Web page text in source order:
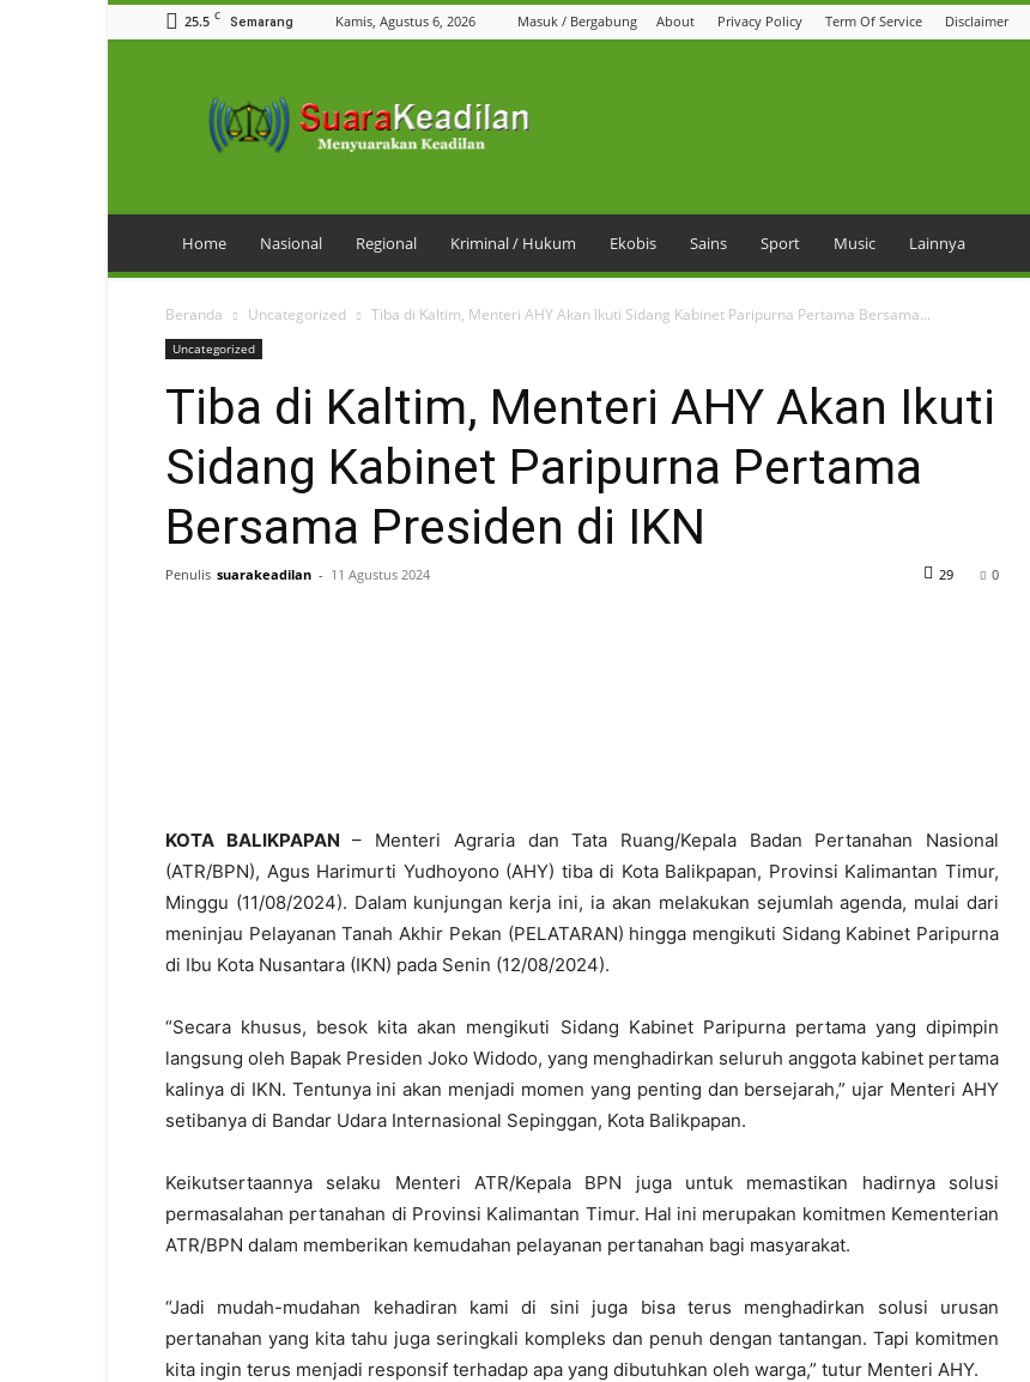
25.5 C Semarang Kamis, Agustus 6, 2026 Masuk / Bergabung About Privacy Policy Term Of Service Disclaimer
Home Nasional Regional Kriminal / Hukum Ekobis Sains Sport Music Lainnya
Beranda Uncategorized Tiba di Kaltim, Menteri AHY Akan Ikuti Sidang Kabinet Paripurna Pertama Bersama...
Uncategorized
Tiba di Kaltim, Menteri AHY Akan Ikuti
Sidang Kabinet Paripurna Pertama
Bersama Presiden di IKN
Penulis suarakeadilan - 11 Agustus 2024 0
29
KOTA BALIKPAPAN – Menteri Agraria dan Tata Ruang/Kepala Badan Pertanahan Nasional
(ATR/BPN), Agus Harimurti Yudhoyono (AHY) tiba di Kota Balikpapan, Provinsi Kalimantan Timur,
Minggu (11/08/2024). Dalam kunjungan kerja ini, ia akan melakukan sejumlah agenda, mulai dari
meninjau Pelayanan Tanah Akhir Pekan (PELATARAN) hingga mengikuti Sidang Kabinet Paripurna
di Ibu Kota Nusantara (IKN) pada Senin (12/08/2024).
“Secara khusus, besok kita akan mengikuti Sidang Kabinet Paripurna pertama yang dipimpin
langsung oleh Bapak Presiden Joko Widodo, yang menghadirkan seluruh anggota kabinet pertama
kalinya di IKN. Tentunya ini akan menjadi momen yang penting dan bersejarah,” ujar Menteri AHY
setibanya di Bandar Udara Internasional Sepinggan, Kota Balikpapan.
Keikutsertaannya selaku Menteri ATR/Kepala BPN juga untuk memastikan hadirnya solusi
permasalahan pertanahan di Provinsi Kalimantan Timur. Hal ini merupakan komitmen Kementerian
ATR/BPN dalam memberikan kemudahan pelayanan pertanahan bagi masyarakat.
“Jadi mudah-mudahan kehadiran kami di sini juga bisa terus menghadirkan solusi urusan
pertanahan yang kita tahu juga seringkali kompleks dan penuh dengan tantangan. Tapi komitmen
kita ingin terus menjadi responsif terhadap apa yang dibutuhkan oleh warga,” tutur Menteri AHY.